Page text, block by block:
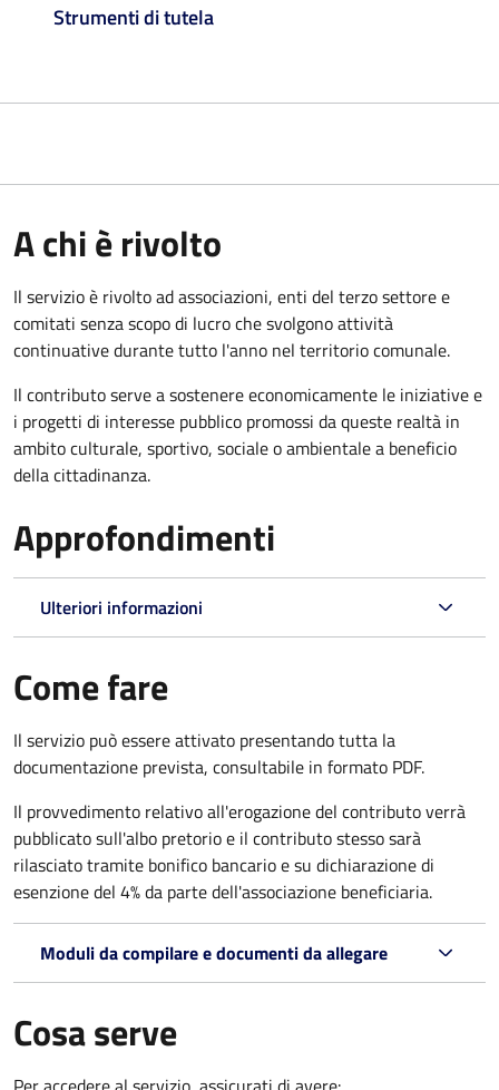
Strumenti di tutela
A chi è rivolto
Il servizio è rivolto ad associazioni, enti del terzo settore e
comitati senza scopo di lucro che svolgono attività
continuative durante tutto l'anno nel territorio comunale.
Il contributo serve a sostenere economicamente le iniziative e
i progetti di interesse pubblico promossi da queste realtà in
ambito culturale, sportivo, sociale o ambientale a beneficio
della cittadinanza.
Approfondimenti
Ulteriori informazioni
Come fare
Il servizio può essere attivato presentando tutta la
documentazione prevista, consultabile in formato PDF.
Il provvedimento relativo all'erogazione del contributo verrà
pubblicato sull'albo pretorio e il contributo stesso sarà
rilasciato tramite bonifico bancario e su dichiarazione di
esenzione del 4% da parte dell'associazione beneficiaria.
Moduli da compilare e documenti da allegare
Cosa serve